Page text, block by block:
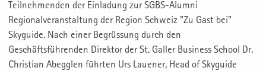
Teilnehmenden der Einladung zur SGBS-Alumni
Regionalveranstaltung der Region Schweiz "Zu Gast bei"
Skyguide. Nach einer Begrüssung durch den
Geschäftsführenden Direktor der St. Galler Business School Dr.
Christian Abegglen führten Urs Lauener, Head of Skyguide